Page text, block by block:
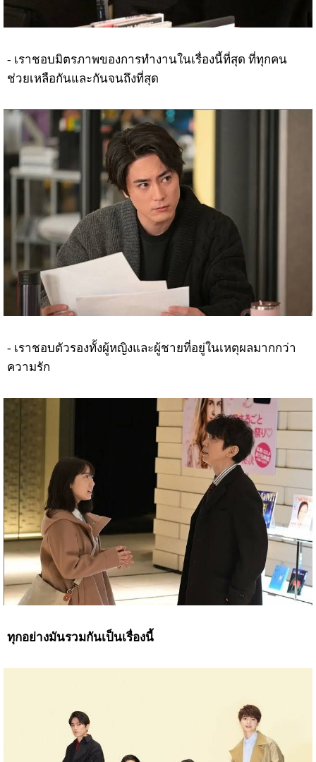
- เราชอบมิตรภาพของการทำงานในเรื่องนี้ที่สุด ที่ทุกคน
ช่วยเหลือกันและกันจนถึงที่สุด
- เราชอบตัวรองทั้งผู้หญิงและผู้ชายที่อยู่ในเหตุผลมากกว่า
ความรัก
ทุกอย่างมันรวมกันเป็นเรื่องนี้